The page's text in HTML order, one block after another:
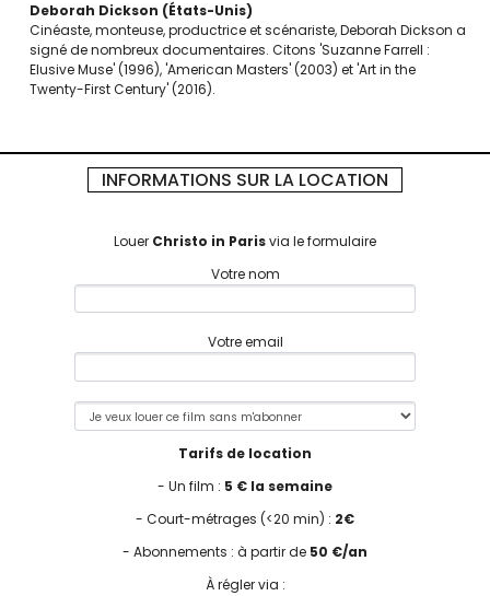
Deborah Dickson
États-Unis
Cinéaste, monteuse, productrice et scénariste, Deborah Dickson a
signé de nombreux documentaires. Citons 'Suzanne Farrell :
Elusive Muse' (1996), 'American Masters' (2003) et 'Art in the
Twenty-First Century' (2016).
INFORMATIONS SUR LA LOCATION
Louer Christo in Parisvia le formulaire
Votre nom
Votre email
Tarifs de location
- Un film : 5 € la semaine
- Court-métrages (<20 min) : 2€
- Abonnements : à partir de 50 €/an
À régler via :